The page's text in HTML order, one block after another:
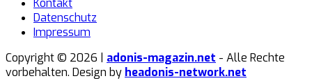
Kontakt
Datenschutz
Impressum
Copyright © 2026 | adonis-magazin.net - Alle Rechte
vorbehalten. Design by headonis-network.net